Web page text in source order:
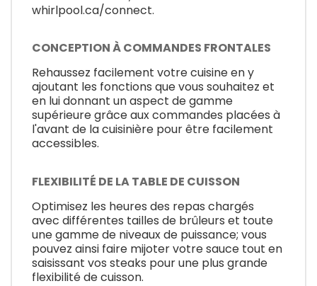
whirlpool.ca/connect.
CONCEPTION À COMMANDES FRONTALES
Rehaussez facilement votre cuisine en y
ajoutant les fonctions que vous souhaitez et
en lui donnant un aspect de gamme
supérieure grâce aux commandes placées à
l'avant de la cuisinière pour être facilement
accessibles.
FLEXIBILITÉ DE LA TABLE DE CUISSON
Optimisez les heures des repas chargés
avec différentes tailles de brûleurs et toute
une gamme de niveaux de puissance; vous
pouvez ainsi faire mijoter votre sauce tout en
saisissant vos steaks pour une plus grande
flexibilité de cuisson.